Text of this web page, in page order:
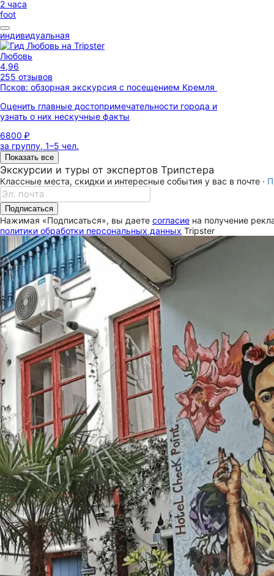
2 часа
foot
индивидуальная
Любовь
4,96
255 отзывов
Псков: обзорная экскурсия с посещением Кремля
Оценить главные достопримечательности города и
узнать о них нескучные факты
6800 ₽
за группу, 1–5 чел.
Показать все
Экскурсии и туры от экспертов Трипстера
Классные места, скидки и интересные события у вас в почте ·
Подписаться
Нажимая «Подписаться», вы даете согласие на получение
политики обработки персональных данных Tripster